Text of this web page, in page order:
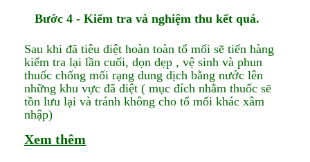
Bước 4 - Kiểm tra và nghiệm thu kết quả.
Sau khi đã tiêu diệt hoàn toàn tổ mối sẽ tiến hàng
kiểm tra lại lần cuối, dọn dẹp , vệ sinh và phun
thuốc chống mối rạng dung dịch bằng nước lên
những khu vực đã diệt ( mục đích nhằm thuốc sẽ
tồn lưu lại và tránh không cho tổ mối khác xâm
nhập)
Xem thêm